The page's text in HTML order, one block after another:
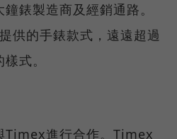
錶製造商及經銷通路。
供的手錶款式，遠遠超過
式。
Timex進行合作。Timex